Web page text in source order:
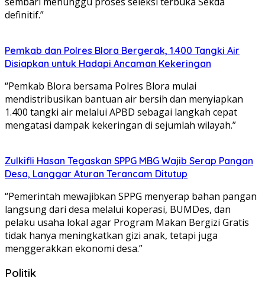
definitif.”
Pemkab dan Polres Blora Bergerak, 1.400 Tangki Air
Disiapkan untuk Hadapi Ancaman Kekeringan
“Pemkab Blora bersama Polres Blora mulai
mendistribusikan bantuan air bersih dan menyiapkan
1.400 tangki air melalui APBD sebagai langkah cepat
mengatasi dampak kekeringan di sejumlah wilayah.”
Zulkifli Hasan Tegaskan SPPG MBG Wajib Serap Pangan
Desa, Langgar Aturan Terancam Ditutup
“Pemerintah mewajibkan SPPG menyerap bahan pangan
langsung dari desa melalui koperasi, BUMDes, dan
pelaku usaha lokal agar Program Makan Bergizi Gratis
tidak hanya meningkatkan gizi anak, tetapi juga
menggerakkan ekonomi desa.”
Politik